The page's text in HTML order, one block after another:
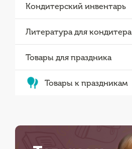
Кондитерский инвентарь
Литература для кондитера
Товары для праздника
Товары к праздникам